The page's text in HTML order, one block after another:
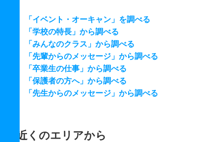
「イベント・オーキャン」を調べる
「学校の特長」から調べる
「みんなのクラス」から調べる
「先輩からのメッセージ」から調べる
「卒業生の仕事」から調べる
「保護者の方へ」から調べる
「先生からのメッセージ」から調べる
近くのエリアから